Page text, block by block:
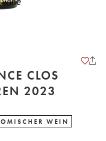
CLOS
CIBONNE TIBOUREN 2023
WEIN